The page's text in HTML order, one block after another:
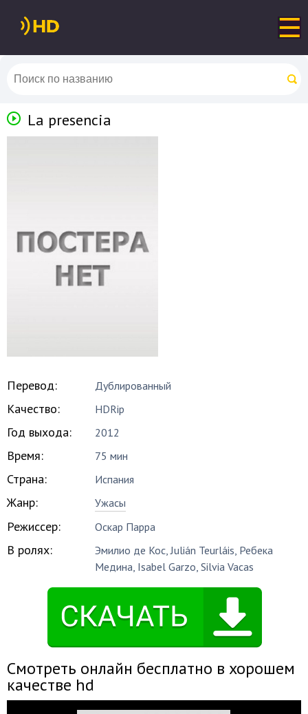
La presencia
Перевод: Дублированный
Качество: HDRip
Год выхода: 2012
Время: 75 мин
Страна: Испания
Жанр: Ужасы
Режиссер: Оскар Парра
В ролях: Эмилио де Кос,Julián Teurláis, Ребека
Медина, Isabel Garzo,Silvia Vacas
Смотреть онлайн бесплатно в хорошем
качестве hd